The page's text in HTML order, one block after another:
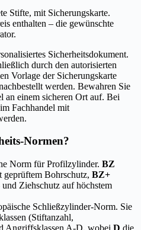
Stifte, mit Sicherungskarte.
enthalten – die gewünschte
Sicherheitsdokument.
durch den autorisierten
Vorlage der Sicherungskarte
werden. Bewahren Sie
an einem sicheren Ort auf. Bei
Fachhandel mit
Normen?
Norm für Profilzylinder. BZ
Bohrschutz, BZ+
Ziehschutz auf höchstem
Schließzylinder-Norm. Sie
(Stiftanzahl,
Angriffsklassen A-D, wobei D die